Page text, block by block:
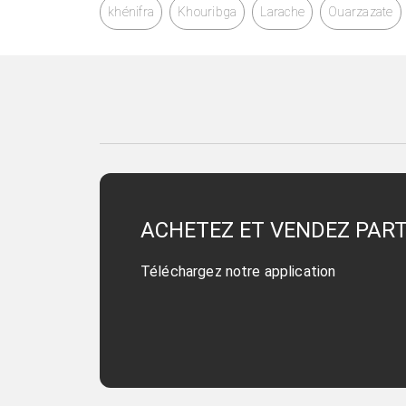
khénifra Khouribga Larache Ouarzazate
ACHETEZ ET VENDEZ
Téléchargez notre application